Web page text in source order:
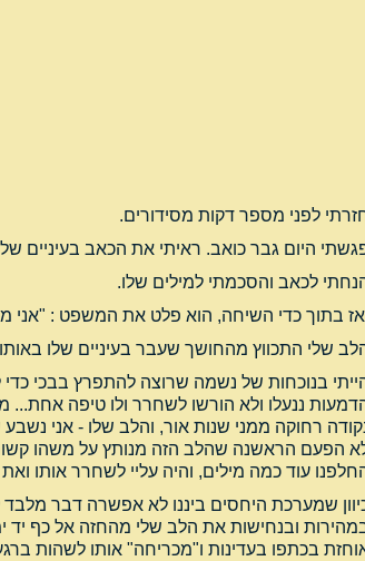
לפני מספר דקות מסידורים.
היום גבר כואב. ראיתי את הכאב בעיניים
לכאב והסכמתי למילים שלו.
בתוך כדי השיחה, הוא פלט את המשפט : "אני
שלי התכווץ מהחושך שעבר בעיניים שלו
בנוכחות של נשמה שרוצה להתפרץ בבכי
ננעלו ולא הורשו לשחרר ולו טיפה אחת...
רחוקה ממני שנות אור, והלב שלו - אני
הפעם הראשנה שהלב הזה מנותץ על משהו
עוד כמה מילים, והיה עליי לשחרר אותו
שמערכת היחסים ביננו לא אפשרה דבר
ובנחישות את הלב שלי מהחזה אל כף יד
בכתפו בעדינות ו"מכריחה" אותו לשהות